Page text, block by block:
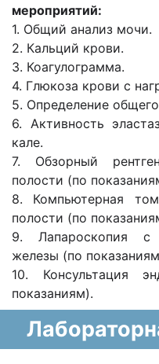
мероприятий:
1. Общий анализ мочи.
2. Кальций крови.
3. Коагулограмма.
4. Глюкоза крови с
5. Определение
6. Активность
кале.
7. Обзорный
полости (по
8. Компьютерная
полости (по
9. Лапароскопия с
железы (по
10. Консультация
показаниям).